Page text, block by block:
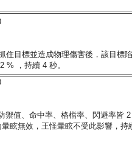
住目標並造成物理傷害後，該目標陷
% ，持續 4 秒。
禦值、命中率、格檔率、閃避率皆 2
眩無效，王怪暈眩不受此影響，持